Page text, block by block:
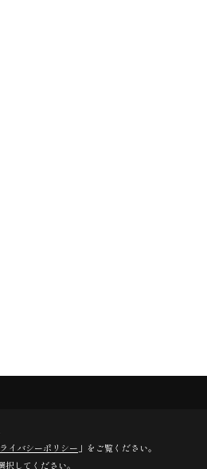
イバシーポリシー 」をご覧ください。
してください。